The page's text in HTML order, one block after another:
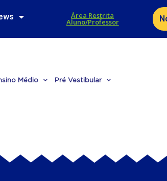
Área Restrita
Aluno/Professor
Médio Pré Vestibular